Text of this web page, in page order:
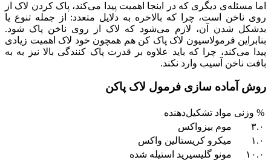
اما مسئله‌ی دیگری که در اینجا اهمیت پیدا می‌کند، پاک کردن لاک از
روی ناخن است، چرا که بالاخره به دلایل متعدد: از جمله تنوع یا
بدشکل شدن آن، لازم می‌شود که لاک از روی ناخن پاک شود.
بنابراین فرمولاسیون لاک پاک کن هم همچون خود لاک اهمیت زیادی
پیدا می‌کند، چرا که باید علاوه بر قدرت پاک کنندگی بالا نیز به به
بافت ناخن آسیب وارد نکند.
روش آماده سازی فرمول لاک پاکن
% وزنی مواد تشکیل‌دهنده
۳.۰
موم بیزواکس
۱.۰
میکرو کریستالین واکس
۱۰.۰
مونو گلیسیرید استیله شده